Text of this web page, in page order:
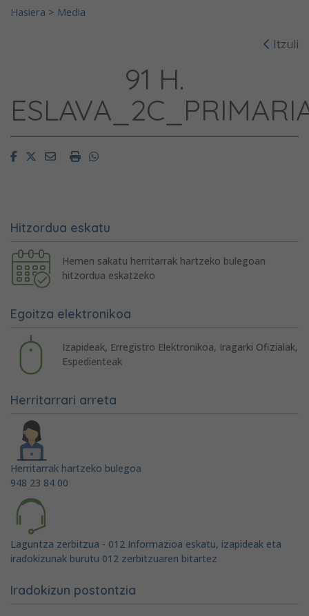
Hasiera > Media
Itzuli
91 H.
FacebookTwitterEmailImprimirWhatsapp
Hitzordua eskatu
Hemen sakatu herritarrak hartzeko bulegoan
hitzordua eskatzeko
Egoitza elektronikoa
Izapideak, Erregistro Elektronikoa, Iragarki Ofizialak,
Espedienteak
Herritarrari arreta
Herritarrak hartzeko bulegoa
948 23 84 00
Laguntza zerbitzua - 012 Informazioa eskatu, izapideak eta
iradokizunak burutu 012 zerbitzuaren bitartez
Iradokizun postontzia